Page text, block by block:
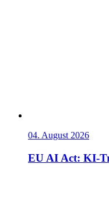
04. August 2026
EU AI Act: KI-